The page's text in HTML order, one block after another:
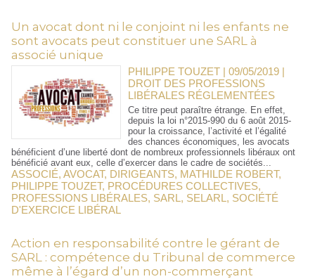
Un avocat dont ni le conjoint ni les enfants ne
sont avocats peut constituer une SARL à
associé unique
PHILIPPE TOUZET | 09/05/2019 |
DROIT DES PROFESSIONS
LIBÉRALES RÉGLEMENTÉES
Ce titre peut paraître étrange. En effet,
depuis la loi n°2015-990 du 6 août 2015-
pour la croissance, l’activité et l’égalité
des chances économiques, les avocats
bénéficient d’une liberté dont de nombreux professionnels libéraux ont
bénéficié avant eux, celle d’exercer dans le cadre de sociétés...
ASSOCIÉ, AVOCAT, DIRIGEANTS, MATHILDE ROBERT,
PHILIPPE TOUZET, PROCÉDURES COLLECTIVES,
PROFESSIONS LIBÉRALES, SARL , SELARL , SOCIÉTÉ
D'EXERCICE LIBÉRAL
Action en responsabilité contre le gérant de
SARL : compétence du Tribunal de commerce
même à l’égard d’un non-commerçant